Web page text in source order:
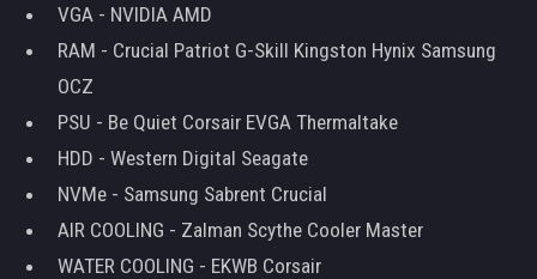
VGA - NVIDIA AMD
RAM - Crucial Patriot G-Skill Kingston Hynix Samsung
OCZ
PSU - Be Quiet Corsair EVGA Thermaltake
HDD - Western Digital Seagate
NVMe - Samsung Sabrent Crucial
AIR COOLING - Zalman Scythe Cooler Master
WATER COOLING - EKWB Corsair